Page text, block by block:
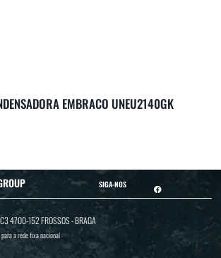
EMBRACO UNEU2140GK
SIGA-NOS
4700-152 FROSSOS - BRAGA
a rede fixa nacional